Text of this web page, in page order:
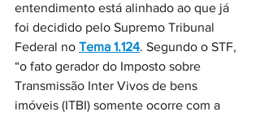
entendimento está alinhado ao que já
foi decidido pelo Supremo Tribunal
Federal no Tema 1.124. Segundo o STF,
“o fato gerador do Imposto sobre
Transmissão Inter Vivos de bens
imóveis (ITBI) somente ocorre com a